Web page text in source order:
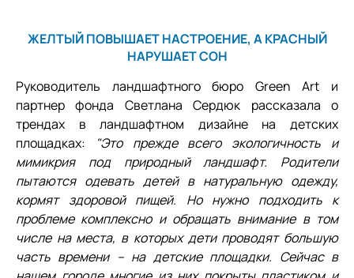
ЖЕЛТЫЙ ПОВЫШАЕТ НАСТРОЕНИЕ, А КРАСНЫЙ
НАРУШАЕТ СОН
Руководитель ландшафтного бюро Green Art и
партнер фонда Светлана Сердюк рассказала о
трендах в ландшафтном дизайне на детских
площадках: "Это прежде всего экологичность и
мимикрия под природный ландшафт. Родители
пытаются одевать детей в натуральную одежду,
кормят здоровой пищей. Но нужно подходить к
проблеме комплексно и обращать внимание в том
числе на места, в которых дети проводят большую
часть времени – на детские площадки. Сейчас в